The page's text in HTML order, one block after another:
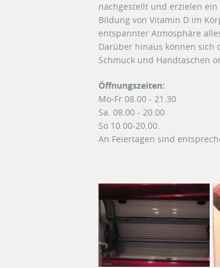
nachgestellt und erzielen
Bildung von Vitamin D im
entspannter Atmosphäre
Darüber hinaus können sich
Schmuck und Handtaschen
Öffnungszeiten:
Mo-Fr 08.00 - 21.30
Sa. 08.00 - 20.00
So 10.00-20.00.
An Feiertagen sind